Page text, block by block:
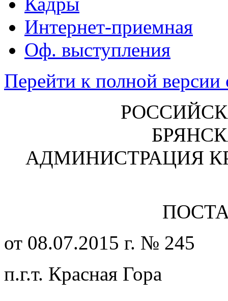
Интернет-приемная
Оф. выступления
Перейти к полной версии
АДМИНИСТРАЦИЯ
от 08.07.2015 г. № 245
п.г.т. Красная Гора